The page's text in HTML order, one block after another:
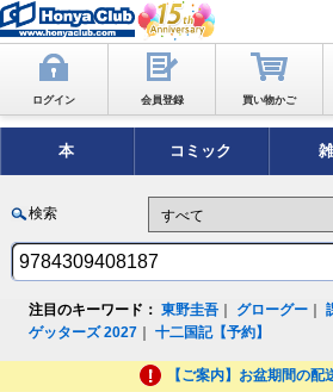
ログイン 会員登録 買い物かご
本 コミック
検索
注目のキーワード： 東野圭吾 グローグー ｜
ゲッターズ 2027 ｜十二国記【予約】
【ご案内】お盆期間の配